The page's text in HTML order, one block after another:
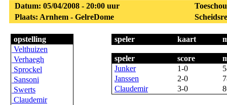
Datum: 05/04/2008 - 20:00 uur
Plaats: Arnhem - GelreDome
opstelling
Velthuizen
Verhaegh
Sprockel
Sansoni
Swerts
Claudemir
speler kaart
speler score
Junker
1-0
Janssen
2-0
Claudemir
3-0